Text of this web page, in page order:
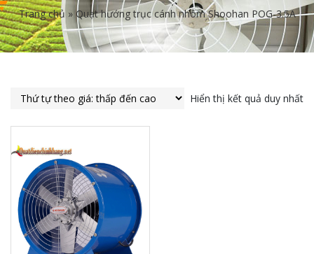
Trang chủ » Quạt hướng trục cánh nhôm Shoohan POG-3.5A
Hiển thị kết quả duy nhất